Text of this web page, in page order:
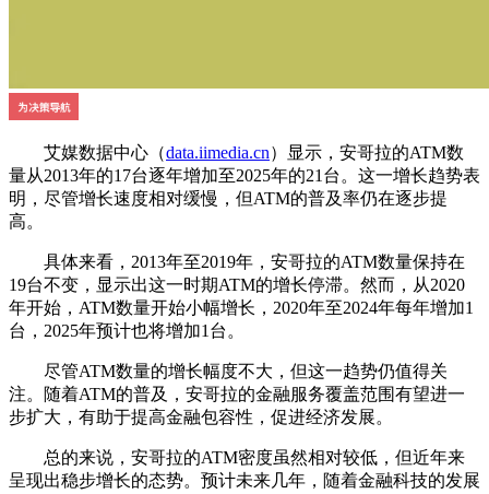
艾媒数据中心（data.iimedia.cn）显示，安哥拉的ATM数
量从2013年的17台逐年增加至2025年的21台。这一增长趋势表
明，尽管增长速度相对缓慢，但ATM的普及率仍在逐步提
高。
具体来看，2013年至2019年，安哥拉的ATM数量保持在
19台不变，显示出这一时期ATM的增长停滞。然而，从2020
年开始，ATM数量开始小幅增长，2020年至2024年每年增加1
台，2025年预计也将增加1台。
尽管ATM数量的增长幅度不大，但这一趋势仍值得关
注。随着ATM的普及，安哥拉的金融服务覆盖范围有望进一
步扩大，有助于提高金融包容性，促进经济发展。
总的来说，安哥拉的ATM密度虽然相对较低，但近年来
呈现出稳步增长的态势。预计未来几年，随着金融科技的发展